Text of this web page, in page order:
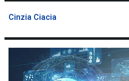
Cinzia Ciacia